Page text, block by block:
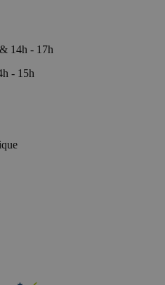
14h - 17h
- 15h